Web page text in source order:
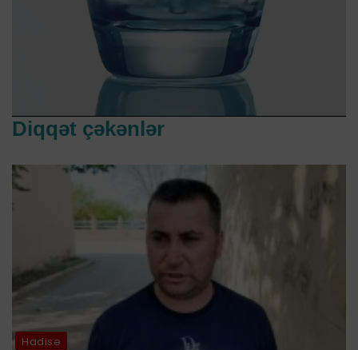
Diqqət çəkənlər
Hadisə